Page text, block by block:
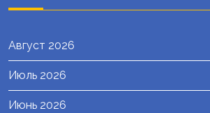
Август 2026
Июль 2026
Июнь 2026